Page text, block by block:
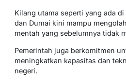
Kilang utama seperti yang ada
dan Dumai kini mampu
mentah yang sebelumnya tidak
Pemerintah juga berkomitmen
meningkatkan kapasitas dan
negeri.